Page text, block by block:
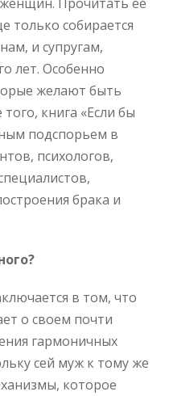
только собирается
и супругам,
лет. Особенно
желают быть
книга «Если бы
подспорьем в
психологов,
брака и
в том, что
о своем почти
гармоничных
сей муж к тому же
которое